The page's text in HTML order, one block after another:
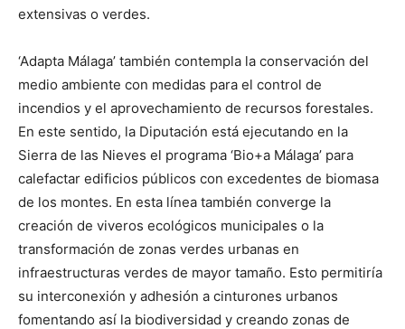
extensivas o verdes.
‘Adapta Málaga’ también contempla la conservación del
medio ambiente con medidas para el control de
incendios y el aprovechamiento de recursos forestales.
En este sentido, la Diputación está ejecutando en la
Sierra de las Nieves el programa ‘Bio+a Málaga’ para
calefactar edificios públicos con excedentes de biomasa
de los montes. En esta línea también converge la
creación de viveros ecológicos municipales o la
transformación de zonas verdes urbanas en
infraestructuras verdes de mayor tamaño. Esto permitiría
su interconexión y adhesión a cinturones urbanos
fomentando así la biodiversidad y creando zonas de